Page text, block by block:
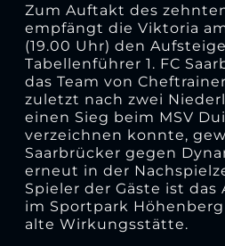
Zum Auftakt des
empfängt die Viktoria
(19.00 Uhr) den
Tabellenführer 1. FC
das Team von
zuletzt nach zwei
einen Sieg beim MSV
verzeichnen konnte,
Saarbrücker gegen
erneut in der
Spieler der Gäste ist
im Sportpark
alte Wirkungsstätte.